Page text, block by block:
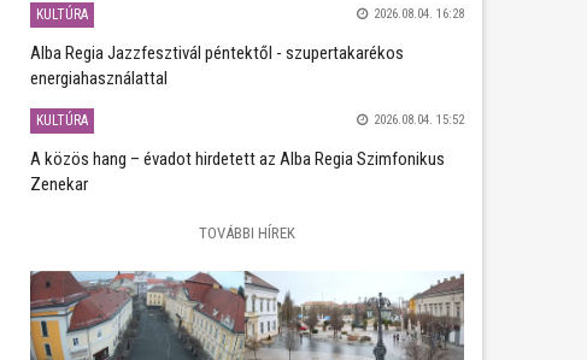
KULTÚRA 2026.08.04. 16:28
Alba Regia Jazzfesztivál péntektől - szupertakarékos
energiahasználattal
KULTÚRA 2026.08.04. 15:52
A közös hang – évadot hirdetett az Alba Regia Szimfonikus
Zenekar
TOVÁBBI HÍREK